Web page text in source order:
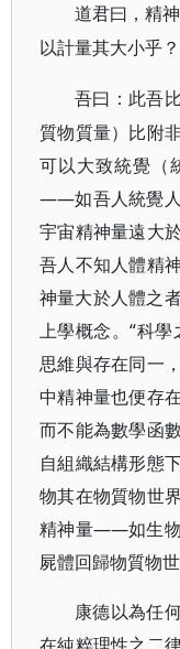
道君曰，精
以計量其大小乎？
吾曰：此吾
質物質量）比附
可以大致統覺（
——如吾人統覺人
宇宙精神量遠大
吾人不知人體精
神量大於人體之
上學概念。“科
思維與存在同一
中精神量也便存
而不能為數學函
自組織結構形態
物其在物質物世
精神量——如生物
屍體回歸物質物
康德以為任
在純粹理性之二